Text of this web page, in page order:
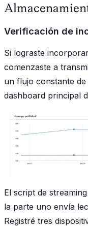
Verificación de
Si lograste
comenzaste a
un flujo constante de
dashboard principal
El script de
la parte uno envía
Registré tres